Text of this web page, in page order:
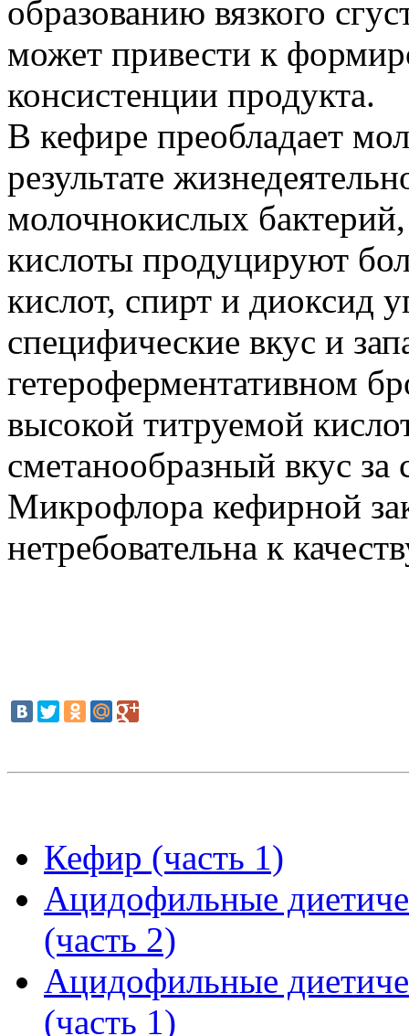
образованию вязкого
может привести к
консистенции продукта.
В кефире преобладает
результате
молочнокислых
кислоты продуцируют
кислот, спирт и диоксид
специфические вкус и
гетероферментативном
высокой титруемой
сметанообразный вкус
Микрофлора кефирной
нетребовательна к
Кефир (часть 1)
Ацидофильные
(часть 2)
Ацидофильные
(часть 1)